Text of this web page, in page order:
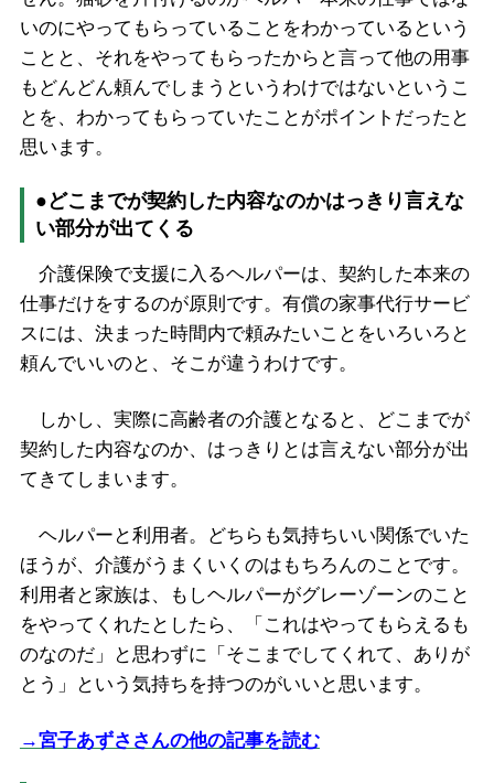
いのにやってもらっていることをわかっているという
ことと、それをやってもらったからと言って他の用事
もどんどん頼んでしまうというわけではないというこ
とを、わかってもらっていたことがポイントだったと
思います。
●どこまでが契約した内容なのかはっきり言えな
い部分が出てくる
介護保険で支援に入るヘルパーは、契約した本来の
仕事だけをするのが原則です。有償の家事代行サービ
スには、決まった時間内で頼みたいことをいろいろと
頼んでいいのと、そこが違うわけです。
しかし、実際に高齢者の介護となると、どこまでが
契約した内容なのか、はっきりとは言えない部分が出
てきてしまいます。
ヘルパーと利用者。どちらも気持ちいい関係でいた
ほうが、介護がうまくいくのはもちろんのことです。
利用者と家族は、もしヘルパーがグレーゾーンのこと
をやってくれたとしたら、「これはやってもらえるも
のなのだ」と思わずに「そこまでしてくれて、ありが
とう」という気持ちを持つのがいいと思います。
→宮子あずささんの他の記事を読む